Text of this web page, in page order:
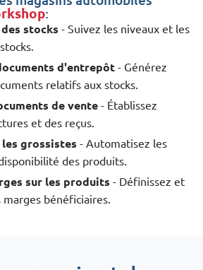
:
stocks - Suivez les niveaux et les
d'entrepôt- Générez
relatifs aux stocks.
de vente- Établissez
et des reçus.
grossistes - Automatisez les
des produits.
sur les produits - Définissez et
bénéficiaires.